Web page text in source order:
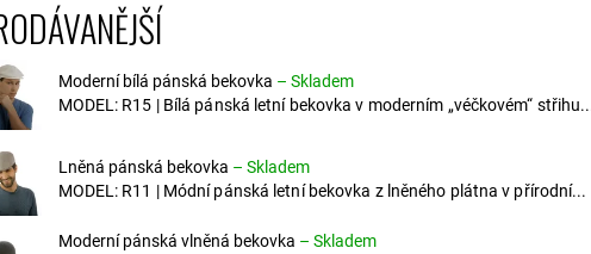
Moderní bílá pánská bekovka – Skladem
MODEL: R15 | Bílá pánská letní bekovka v moderním „véčkovém“
Lněná pánská bekovka – Skladem
MODEL: R11 | Módní pánská letní bekovka z lněného plátna v přírodní...
Moderní pánská vlněná bekovka – Skladem